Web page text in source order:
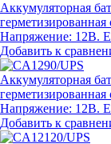
Аккумуляторная
Напряжение: 12В.
Добавить к
Аккумуляторная
Напряжение: 12В.
Добавить к